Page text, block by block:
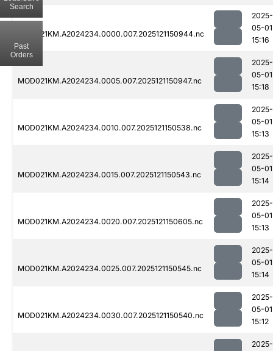
MOD021KM.A2024234.0000.007.2025121150944.nc
2025-
05-01
15:16
MOD021KM.A2024234.0005.007.2025121150947.nc
2025-
05-01
15:18
MOD021KM.A2024234.0010.007.2025121150538.nc
2025-
05-01
15:13
MOD021KM.A2024234.0015.007.2025121150543.nc
2025-
05-01
15:14
MOD021KM.A2024234.0020.007.2025121150605.nc
2025-
05-01
15:13
MOD021KM.A2024234.0025.007.2025121150545.nc
2025-
05-01
15:14
MOD021KM.A2024234.0030.007.2025121150540.nc
2025-
05-01
15:12
2025-
Search
Past
Orders